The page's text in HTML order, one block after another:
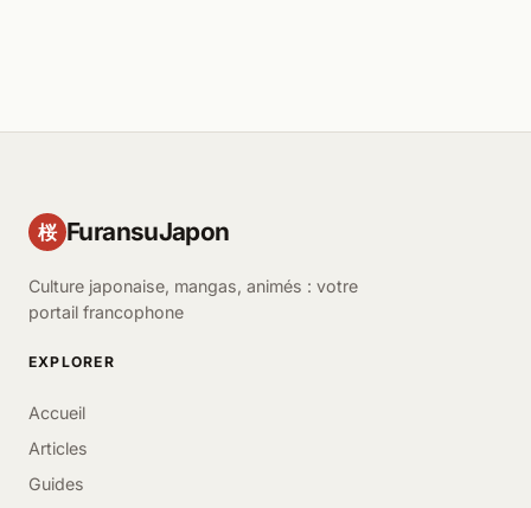
桜 FuransuJapon
Culture japonaise, mangas, animés : votre
portail francophone
EXPLORER
Accueil
Articles
Guides